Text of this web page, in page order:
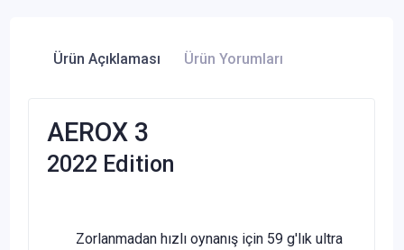
Ürün Açıklaması Ürün Yorumları
AEROX 3
2022 Edition
Zorlanmadan hızlı oynanış için 59 g'lık ultra